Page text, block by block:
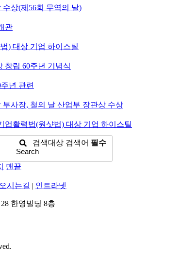
상(제56회 무역의 날)
관
) 대상 기업 하이스틸
창립 60주년 기념식
년 관련
사장, 철의 날 산업부 장관상 수상
업활력법(원샷법) 대상 기업 하이스틸
검색대상 검색어 필수
Search
맨끝
오시는길 | 인트라넷
한영빌딩 8층